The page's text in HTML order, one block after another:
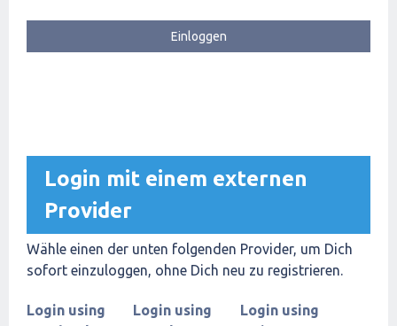
Login mit einem externen
Provider
Wähle einen der unten folgenden Provider, um Dich
sofort einzuloggen, ohne Dich neu zu registrieren.
Login using
Login using
Login using